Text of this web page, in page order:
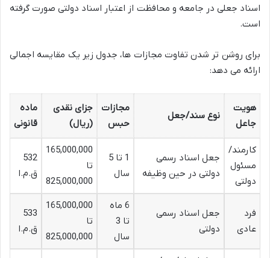
اسناد جعلی در جامعه و محافظت از اعتبار اسناد دولتی صورت گرفته
است.
برای روشن تر شدن تفاوت مجازات ها، جدول زیر یک مقایسه اجمالی
ارائه می دهد:
هویت
جاعل
نوع سند/جعل
مجازات
حبس
جزای نقدی
(ریال)
ماده
قانونی
کارمند/
مسئول
دولتی
جعل اسناد رسمی
دولتی در حین وظیفه
1 تا 5
سال
165,000,000
تا
825,000,000
532
ق.م.ا
فرد
عادی
جعل اسناد رسمی
دولتی
6 ماه
تا 3
سال
165,000,000
تا
825,000,000
533
ق.م.ا